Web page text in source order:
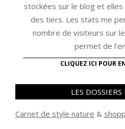
stockées sur le blog et
des tiers. Les stats me
nombre de visiteurs sur
permet de
CLIQUEZ ICI POUR
LES
Carnet de style nature &